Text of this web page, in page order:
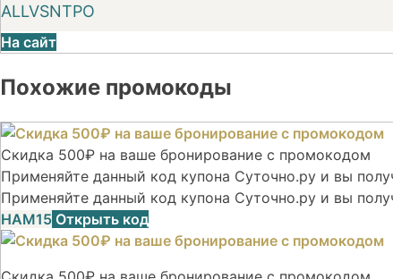
ALLVSNTPO
На сайт
Похожие промокоды
Скидка 500₽ на ваше бронирование с промокодом
Применяйте данный код купона Суточно.ру и вы
Применяйте данный код купона Суточно.ру и вы
НАМ15 Открыть код